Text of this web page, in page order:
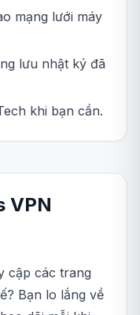
mạng lưới máy
lưu nhật ký đã
khi bạn cần.
VPN
cập các trang
Bạn lo lắng về